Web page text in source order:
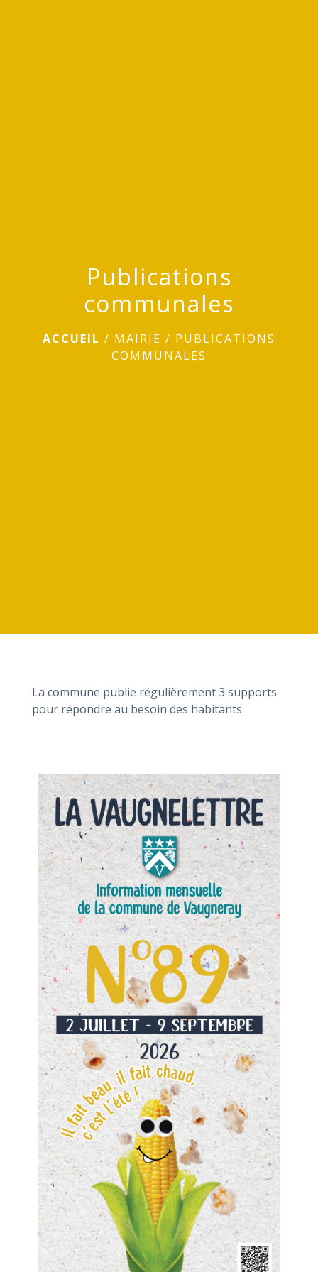
Publications
communales
ACCUEIL / MAIRIE / PUBLICATIONS
COMMUNALES
La commune publie régulièrement 3 supports
pour répondre au besoin des habitants.